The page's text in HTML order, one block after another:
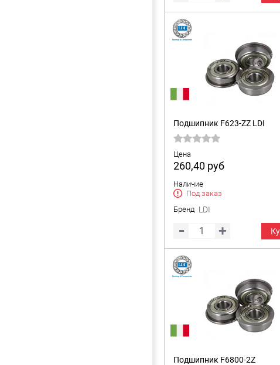
Подшипник F623-ZZ LDI
Цена
260,40 руб
Наличие
Под заказ
Бренд LDI
Подшипник F6800-2Z